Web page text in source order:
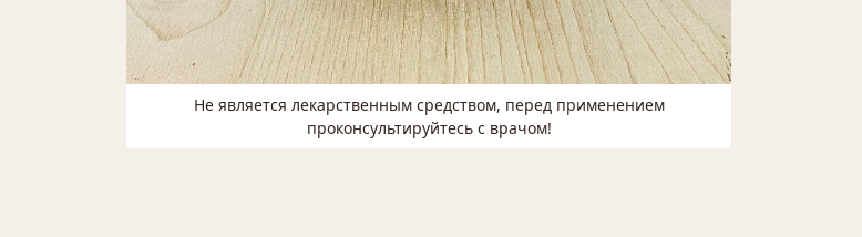
Не является лекарственным средством, перед применением
проконсультируйтесь с врачом!